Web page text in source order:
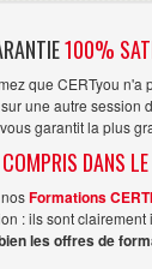
100%
que CERTyou n'a
une autre session
vous garantit la plus
COMPRIS DANS
Formations
: ils sont
les offres de